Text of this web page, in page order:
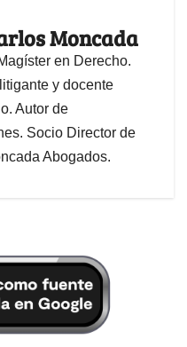
Moncada
en Derecho.
y docente
Autor de
Socio Director de
Abogados.